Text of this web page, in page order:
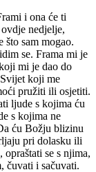
i ona će ti
nedjelje,
što sam mogao.
se. Frama mi je
mi je dao do
koji me
pružiti ili osjetiti.
ljude s kojima ću
s kojima ne
ću Božju blizinu
pri dolasku ili
se s njima,
čuvati i sačuvati.